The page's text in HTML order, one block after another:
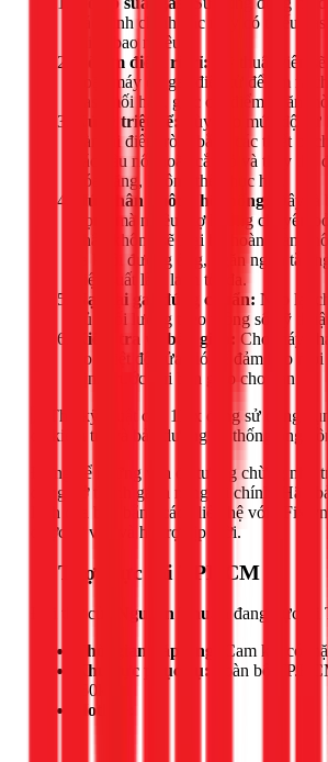
xác định chính xác máy có thiếu gas
thiếu bao nhiêu.
Dò tìm điểm rò rỉ: Kỹ thuật viên
hoặc máy dò gas điện tử để tìm ra
gas (mối hàn, giắc co, điểm bị ăn
Xử lý triệt để:
Tùy vào mức độ hư
hàn lại điểm rò rỉ bằng các thiết bị
các đầu nối hoặc cắt bỏ và thay thế
hóa nặng, không thể phục hồi.
Hút chân không hệ thống:
Đây là
trọng mà nhiều thợ không chuyên
chân không sẽ loại bỏ hoàn toàn
ra khỏi đường ống, ngăn ngừa tắc
hiệu suất làm lạnh tối đa.
Nạp lại gas đúng chuẩn: Nạp lại
đủ khối lượng theo thông số kỹ
Kiểm tra và bàn giao:
Cho máy
đo nhiệt độ cửa gió để đảm bảo
định trước khi bàn giao cho bạn.
Đừng để những vấn đề tưởng chừng nhỏ
đồng trở thành gánh nặng tài chính. Hãy
lạnh của bạn bằng cách liên hệ với
được tư vấn và hỗ trợ kịp thời.
📍 Thợ trực tại TPHCM
Đội thợ của Nguyễn Thuận
đang trực tại
Thời gian đáp ứng:
Cam kết có
Khu vực phục vụ:
Toàn bộ
(50km)
Hotline: